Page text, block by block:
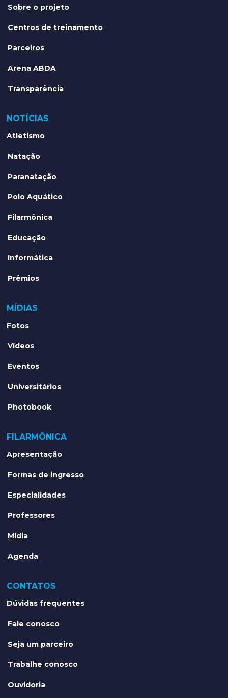
Sobre o projeto
Centros de treinamento
Parceiros
Arena ABDA
Transparência
NOTÍCIAS
Atletismo
Natação
Paranatação
Polo Aquático
Filarmônica
Educação
Informática
Prêmios
MÍDIAS
Fotos
Vídeos
Eventos
Universitários
Photobook
FILARMÔNICA
Apresentação
Formas de ingresso
Especialidades
Professores
Mídia
Agenda
CONTATOS
Dúvidas frequentes
Fale conosco
Seja um parceiro
Trabalhe conosco
Ouvidoria